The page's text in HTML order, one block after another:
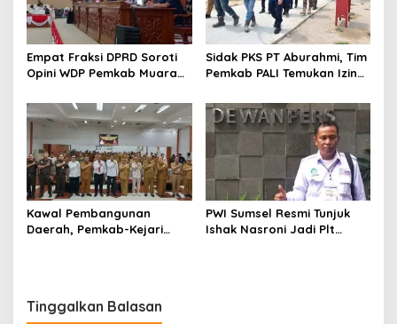
Empat Fraksi DPRD Soroti
Opini WDP Pemkab Muara
Kelola Keuangan
Sidak PKS PT Aburahmi, Tim
Pemkab PALI Temukan Izin
Kawal Pembangunan
Daerah, Pemkab-Kejari
PWI Sumsel Resmi Tunjuk
Ishak Nasroni Jadi Plt
Tinggalkan Balasan